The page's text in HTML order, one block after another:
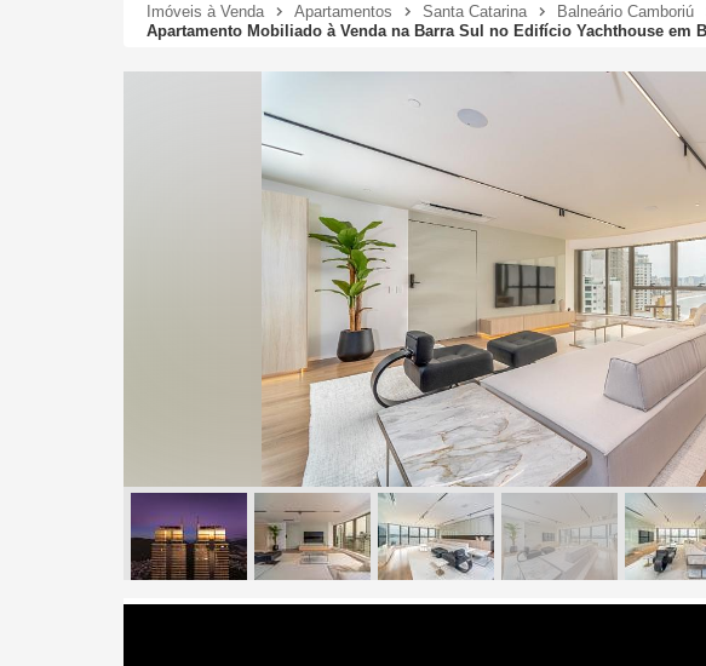
Imóveis à Venda Apartamentos Santa Catarina Balneário Camboriú
Apartamento Mobiliado à Venda na Barra Sul no Edifício Yachthouse em